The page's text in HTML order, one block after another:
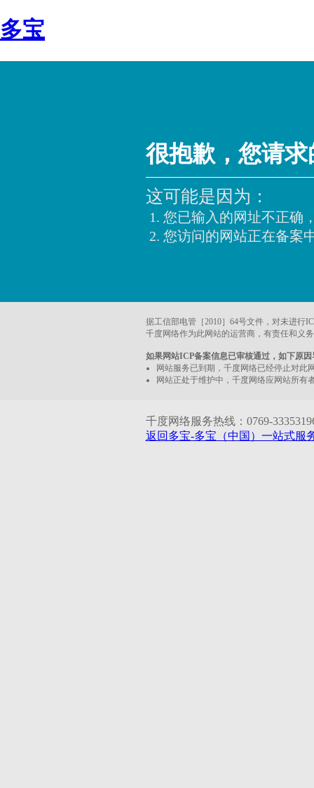
多宝
很抱歉，您请
这可能是因为：
您已输入的网址不正确
您访问的网站正在备案
据工信部电管［2010］64号文件，对未进行
千度网络作为此网站的运营商，有责任和义
如果网站ICP备案信息已审核通过，如下原
网站服务已到期，千度网络已经停止对此
网站正处于维护中，千度网络应网站所有
千度网络服务热线：0769-
返回多宝-多宝（中国）一站式服